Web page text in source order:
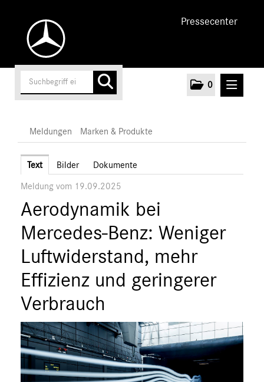
Pressecenter
0
Unternehmen
Cars
Vans
Marken & Produkte
MEDIA
ÜBER UNS
ANSPRECHPARTNER
Meldungen Marken & Produkte
Text Bilder Dokumente
Meldung vom 19.09.2025
Aerodynamik bei
Mercedes-Benz: Weniger
Luftwiderstand, mehr
Effizienz und geringerer
Verbrauch